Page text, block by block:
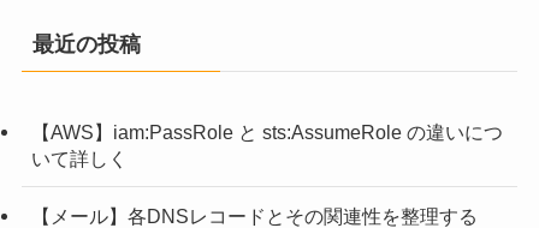
最近の投稿
【AWS】iam:PassRole と sts:AssumeRole の違いにつ
いて詳しく
【メール】各DNSレコードとその関連性を整理する